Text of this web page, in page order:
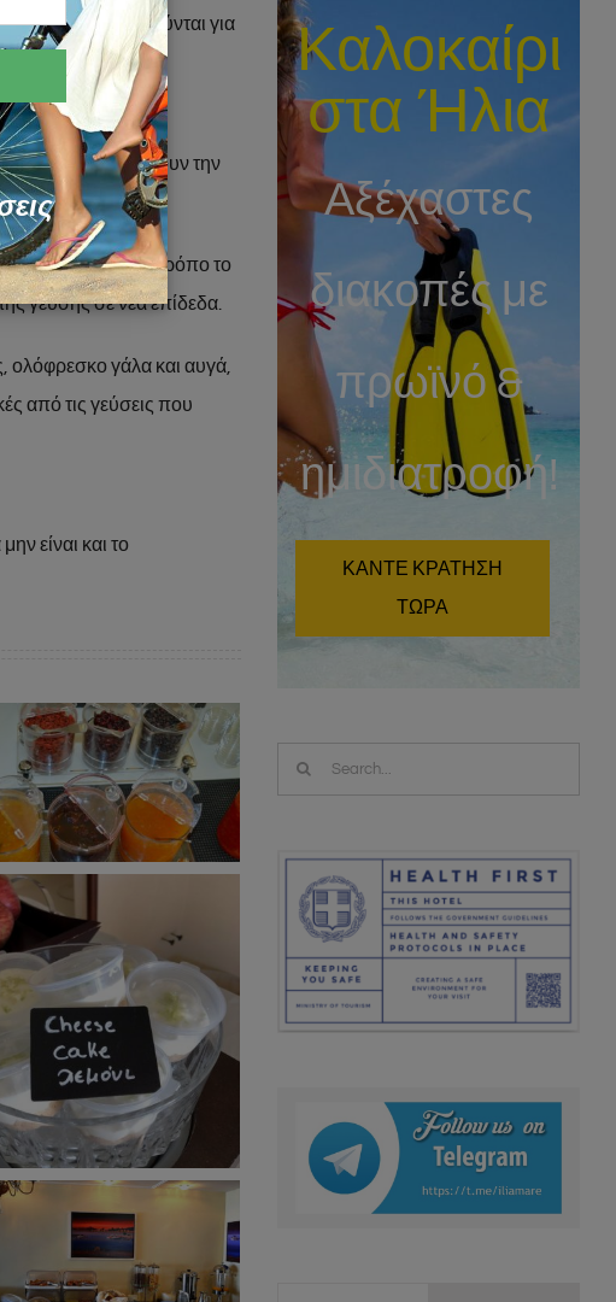
που χρησιμοποιούνται για
τα φρούτα του
φάρμα, προσφέρουν την
με μοναδικό τρόπο το
γεύσης σε νέα επίδεδα.
ολόφρεσκο γάλα και αυγά,
από τις γεύσεις που
είναι και το
Καλοκαίρι
στα Ήλια
Αξέχαστες
διακοπές με
πρωϊνό &
ημιδιατροφή!
ΚΑΝΤΕ ΚΡΑΤΗΣΗ
ΤΩΡΑ
Search